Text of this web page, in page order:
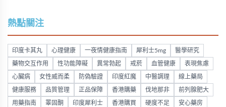
熱點關注
印度卡其丸 心理健康 一夜情健康指南 犀利士5mg 醫學研究
藥物交互作用 性功能障礙 異常勃起 戒菸 血管健康 表現焦慮
心臟病 女性威而柔 防偽驗證 印度紅魔 中醫調理 線上藥局
健康服務 品質管理 正品保障 香港購藥 伐地那非 前列腺肥大
用藥指南 睪固酮 印度犀利士 香港購買 硬度不足 安心藥房